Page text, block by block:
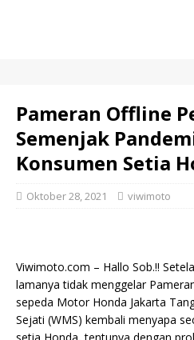
Pameran Offline
Semenjak
Konsumen Setia
Oktober 28, 2021 viwimoto
Viwimoto.com – Hallo Sob.!!
lamanya tidak menggelar
sepeda Motor Honda Jakarta
Sejati (WMS) kembali menyapa